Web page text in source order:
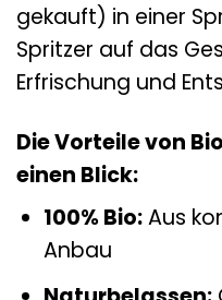
gekauft) in einer
Spritzer auf das
Erfrischung und
Die Vorteile von
einen Blick:
100% Bio:Aus
Anbau